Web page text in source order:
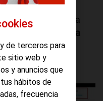
sino que
y gracias a esta
de conducir y la
que nos puede
de terceros para
sitio web y
y anuncios que
hábitos de
frecuencia